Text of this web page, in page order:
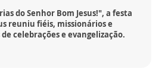
do Senhor Bom Jesus!", a festa
reuniu fiéis, missionários e
celebrações e evangelização.